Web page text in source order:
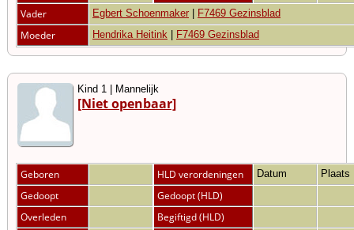
Vader
Egbert Schoenmaker F7469 Gezinsblad
Moeder Hendrika Heitink F7469 Gezinsblad
Kind 1 | Mannelijk
[Niet openbaar]
Geboren HLD verordeningen Datum Plaats
Gedoopt
Gedoopt (HLD)
Overleden
Begiftigd (HLD)